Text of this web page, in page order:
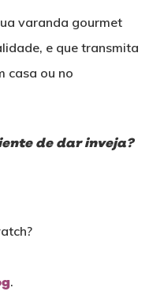
varanda gourmet
e que transmita
casa ou no
de dar inveja?
.